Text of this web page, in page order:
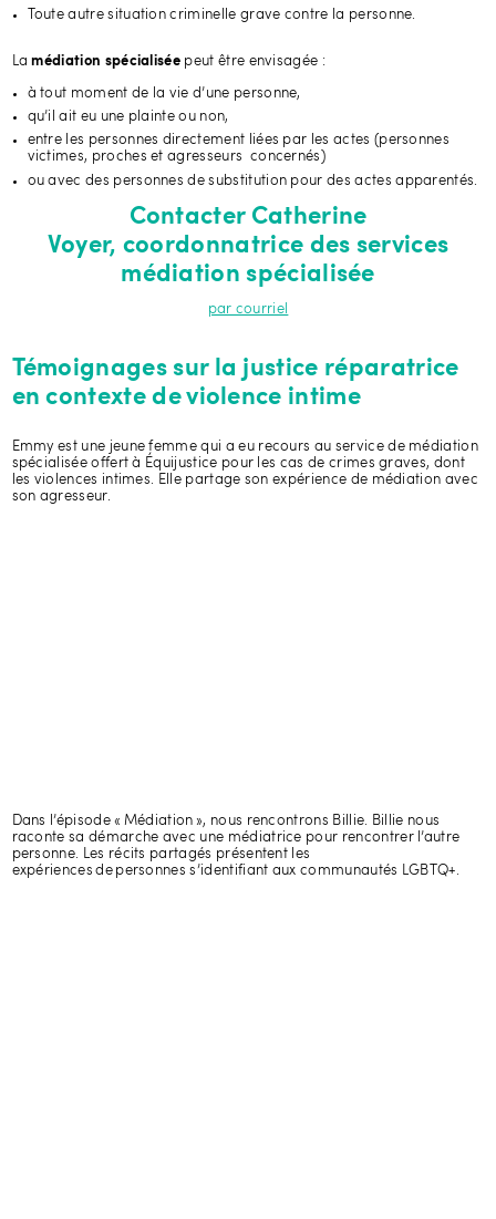
Toute autre situation criminelle grave contre la personne.
La médiation spécialisée peut être envisagée :
à tout moment de la vie d’une personne,
qu’il ait eu une plainte ou non,
entre les personnes directement liées par les actes (personnes
victimes, proches et agresseurs concernés)
ou avec des personnes de substitution pour des actes apparentés.
Contacter Catherine
Voyer, coordonnatrice des services
médiation spécialisée
par courriel
Témoignages sur la justice réparatrice
en contexte de violence intime
Emmy est une jeune femme qui a eu recours au service de médiation
spécialisée offert à Équijustice pour les cas de crimes graves, dont
les violences intimes. Elle partage son expérience de médiation avec
son agresseur.
Dans l’épisode « Médiation », nous rencontrons Billie. Billie nous
raconte sa démarche avec une médiatrice pour rencontrer l’autre
personne. Les récits partagés présentent les
expériences de personnes s’identifiant aux communautés LGBTQ+.